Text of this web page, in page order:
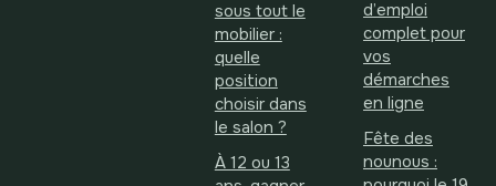
sous tout le
mobilier :
quelle
position
choisir dans
le salon ?
À 12 ou 13
d’emploi
complet pour
vos
démarches
en ligne
Fête des
nounous :